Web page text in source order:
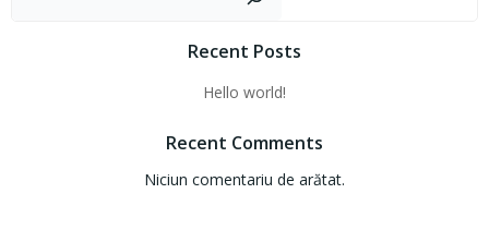
Recent Posts
Hello world!
Recent Comments
Niciun comentariu de arătat.